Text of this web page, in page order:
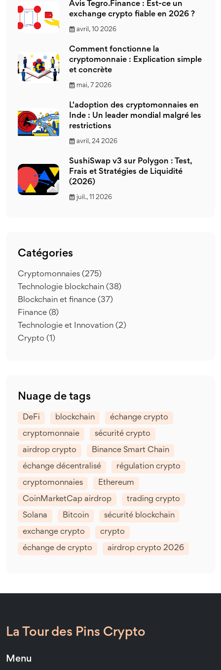
Avis Tegro.Finance : Est-ce un
exchange crypto fiable en 2026 ?
avril, 10 2026
Comment fonctionne la
cryptomonnaie : Explication simple
et concrète
mai, 7 2026
L'adoption des cryptomonnaies en
Inde : Un leader mondial malgré les
restrictions
avril, 24 2026
SushiSwap v3 sur Polygon : Test,
Frais et Stratégies de Liquidité
(2026)
juil., 11 2026
Catégories
Cryptomonnaies (275)
Technologie blockchain (38)
Blockchain et finance (37)
Finance (8)
Technologie et Innovation (2)
Crypto (1)
Nuage de tags
DeFi blockchain échange crypto
cryptomonnaie sécurité crypto
airdrop crypto Binance Smart Chain
échange décentralisé régulation crypto
cryptomonnaies Ethereum
CoinMarketCap airdrop trading crypto
Solana Bitcoin sécurité blockchain
exchange crypto crypto
échange de crypto airdrop crypto 2026
La Tour des Pins Crypto
Menu